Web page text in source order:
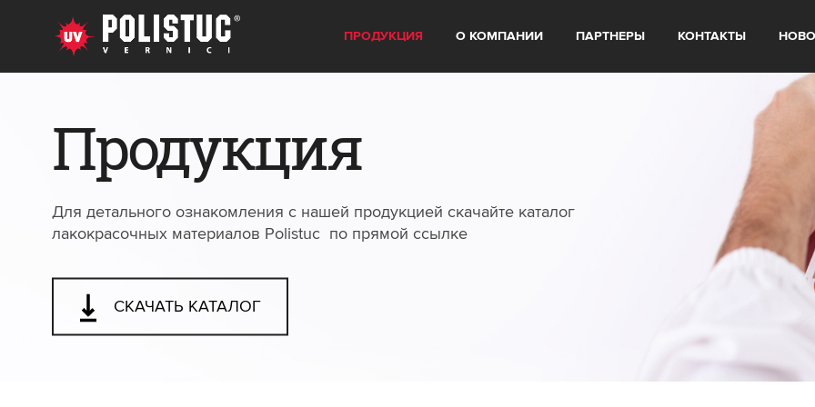
ПРОДУКЦИЯ О КОМПАНИИ ПАРТНЕРЫ КОНТАКТЫ
Продукция
Для детального ознакомления с нашей продукцией скачайте каталог
лакокрасочных материалов Polistuc по прямой ссылке
СКАЧАТЬ КАТАЛОГ